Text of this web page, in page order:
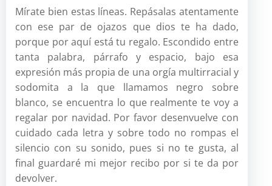
Mírate bien estas líneas. Repásalas atentamente
con ese par de ojazos que dios te ha dado,
porque por aquí está tu regalo. Escondido entre
tanta palabra, párrafo y espacio, bajo esa
expresión más propia de una orgía multirracial y
sodomita a la que llamamos negro sobre
blanco, se encuentra lo que realmente te voy a
regalar por navidad. Por favor desenvuelve con
cuidado cada letra y sobre todo no rompas el
silencio con su sonido, pues si no te gusta, al
final guardaré mi mejor recibo por si te da por
devolver.